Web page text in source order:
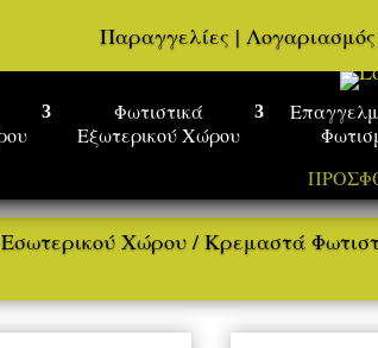
Παραγγελίες |Λογαριασμός
Φωτιστικά
Εξωτερικού Χώρου
Χώρου /Κρεμαστά